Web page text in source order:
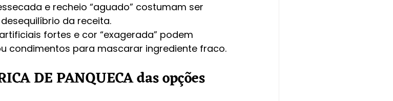
e recheio “aguado” costumam ser
da receita.
fortes e cor “exagerada” podem
condimentos para mascarar ingrediente fraco.
DE PANQUECA das opções